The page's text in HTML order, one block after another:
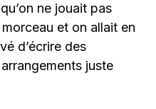
ne jouait pas
et on allait en
d’écrire des
juste